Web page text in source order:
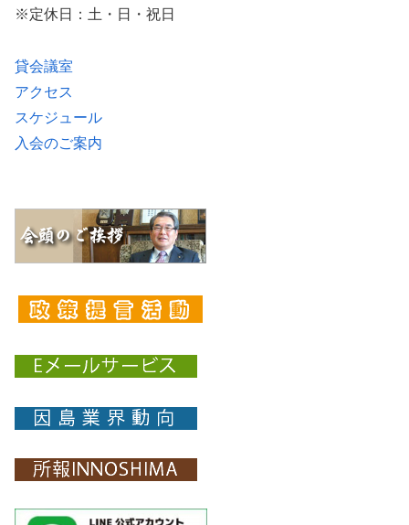
※定休日：土・日・祝日
貸会議室
アクセス
スケジュール
入会のご案内